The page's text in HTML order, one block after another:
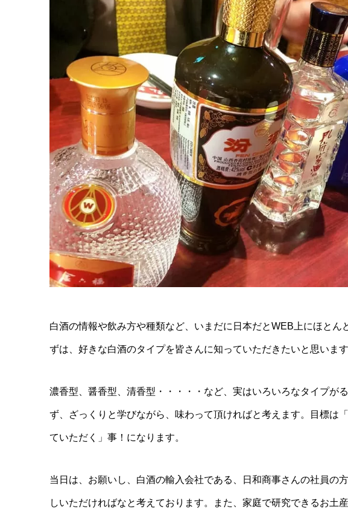
白酒の情報や飲み方や種類など、いまだに日本だとWEB上にほとん
ずは、好きな白酒のタイプを皆さんに知っていただきたいと思います
濃香型、醤香型、清香型・・・・・など、実はいろいろなタイプが
ず、ざっくりと学びながら、味わって頂ければと考えます。目標は
ていただく」事！になります。
当日は、お願いし、白酒の輸入会社である、日和商事さんの社員の
しいただければなと考えております。また、家庭で研究できるお土